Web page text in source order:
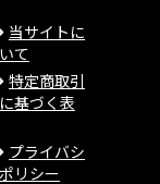
当サイトに
て
特定商取引
基づく表
プライバシ
リシー